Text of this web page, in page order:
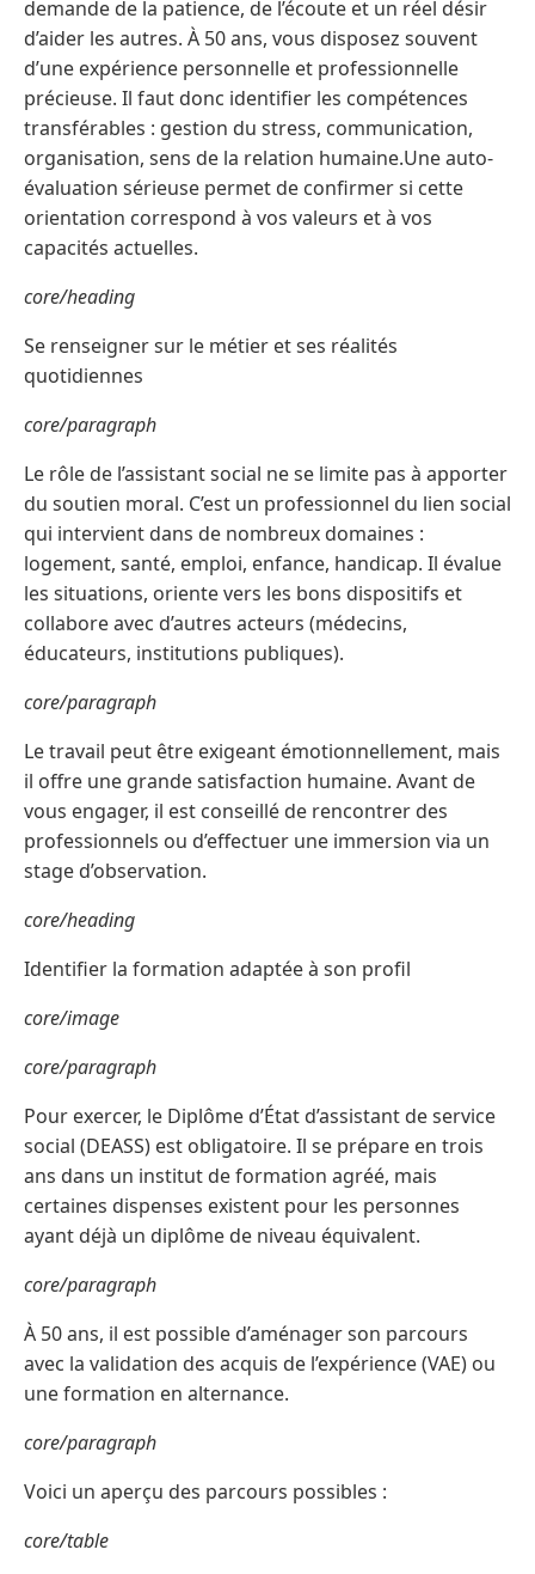
demande de la patience, de l’écoute et un réel désir
d’aider les autres. À 50 ans, vous disposez souvent
d’une expérience personnelle et professionnelle
précieuse. Il faut donc identifier les compétences
transférables : gestion du stress, communication,
organisation, sens de la relation humaine.Une auto-
évaluation sérieuse permet de confirmer si cette
orientation correspond à vos valeurs et à vos
capacités actuelles.
core/heading
Se renseigner sur le métier et ses réalités
quotidiennes
core/paragraph
Le rôle de l’assistant social ne se limite pas à apporter
du soutien moral. C’est un professionnel du lien social
qui intervient dans de nombreux domaines :
logement, santé, emploi, enfance, handicap. Il évalue
les situations, oriente vers les bons dispositifs et
collabore avec d’autres acteurs (médecins,
éducateurs, institutions publiques).
core/paragraph
Le travail peut être exigeant émotionnellement, mais
il offre une grande satisfaction humaine. Avant de
vous engager, il est conseillé de rencontrer des
professionnels ou d’effectuer une immersion via un
stage d’observation.
core/heading
Identifier la formation adaptée à son profil
core/image
core/paragraph
Pour exercer, le Diplôme d’État d’assistant de service
social (DEASS) est obligatoire. Il se prépare en trois
ans dans un institut de formation agréé, mais
certaines dispenses existent pour les personnes
ayant déjà un diplôme de niveau équivalent.
core/paragraph
À 50 ans, il est possible d’aménager son parcours
avec la validation des acquis de l’expérience (VAE) ou
une formation en alternance.
core/paragraph
Voici un aperçu des parcours possibles :
core/table